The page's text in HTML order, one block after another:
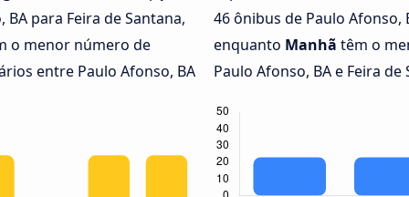
para Feira de Santana,
o menor número de
entre Paulo Afonso, BA
46 ônibus de Paulo Afonso,
enquanto Manhã têm o
Paulo Afonso, BA e Feira